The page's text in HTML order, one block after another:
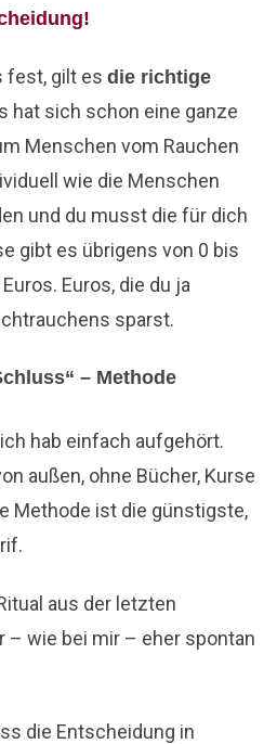
fest, gilt es die richtige
hat sich schon eine ganze
Menschen vom Rauchen
wie die Menschen
und du musst die für dich
gibt es übrigens von 0 bis
Euros, die du ja
sparst.
– Methode
hab einfach aufgehört.
außen, ohne Bücher, Kurse
Methode ist die günstigste,
aus der letzten
– wie bei mir – eher spontan
die Entscheidung in